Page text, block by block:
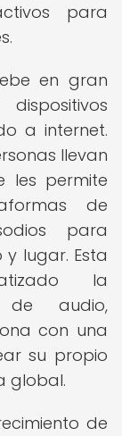
para
en gran
a internet.
llevan
les permite
de
para
lugar. Esta
la
de audio,
con una
su propio
global.
de